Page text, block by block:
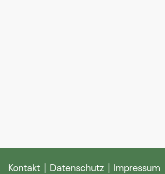
Kontakt Datenschutz Impressum